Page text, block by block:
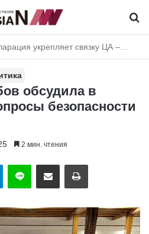
обсудила в
безопасности
2 мин. чтения
TelegramLine Отправить по имейл Печать